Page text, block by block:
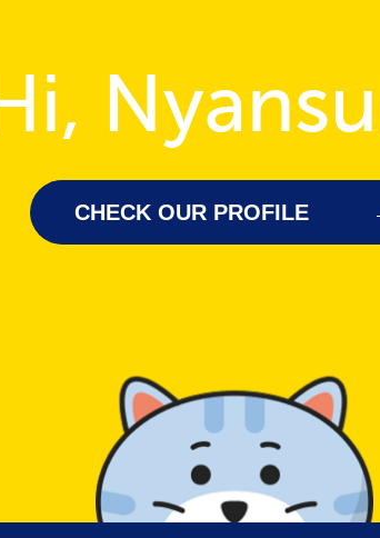
CHECK OUR PROFILE